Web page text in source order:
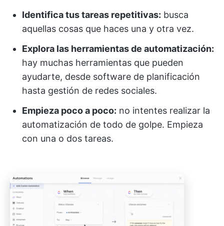
Identifica tus tareas repetitivas: busca
aquellas cosas que haces una y otra vez.
Explora las herramientas de automatización:
hay muchas herramientas que pueden
ayudarte, desde software de planificación
hasta gestión de redes sociales.
Empieza poco a poco: no intentes realizar la
automatización de todo de golpe. Empieza
con una o dos tareas.